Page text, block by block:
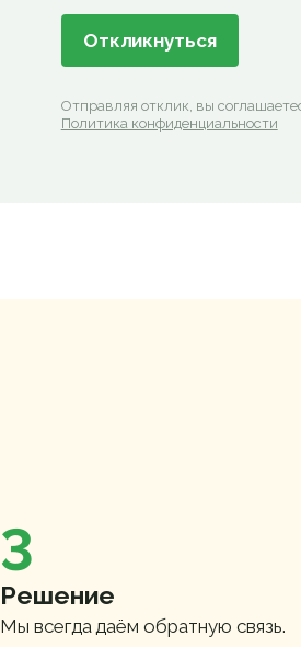
Отправляя отклик, вы
Политика конфиденциальности
3
Решение
Мы всегда даём обратную связь.